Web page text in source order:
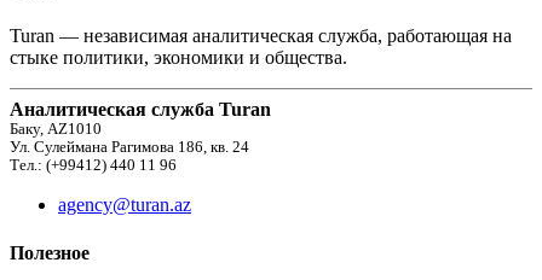
Turan — независимая аналитическая служба, работающая на
стыке политики, экономики и общества.
Аналитическая служба Turan
Баку, AZ1010
Ул. Сулеймана Рагимова 186, кв. 24
Тел.: (+99412) 440 11 96
agency@turan.az
Полезное